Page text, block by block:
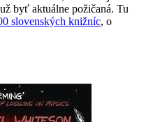
byť aktuálne požičaná. Tu
slovenských knižníc, o